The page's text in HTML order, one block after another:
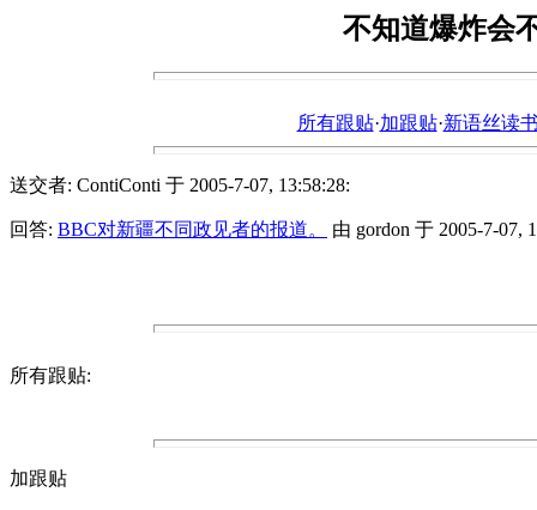
不知道爆炸会
所有跟贴·加跟贴·新语丝读
送交者: ContiConti 于 2005-7-07, 13:58:28:
回答: BBC对新疆不同政见者的报道。 由 gordon 于 2005-7-07,
所有跟贴:
加跟贴